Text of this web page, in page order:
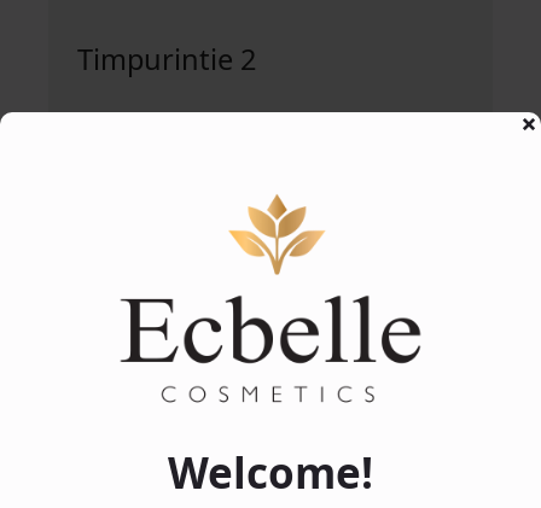
Timpurintie 2
Ilona Kauneus
Kauppakatu 2d
Welcome!